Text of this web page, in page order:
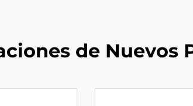
de Nuevos